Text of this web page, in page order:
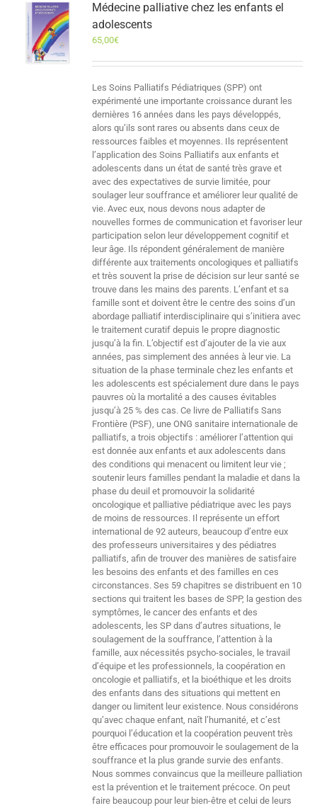
Médecine palliative chez les enfants el
adolescents
65,00€
Les Soins Palliatifs Pédiatriques (SPP) ont
expérimenté une importante croissance durant les
dernières 16 années dans les pays développés,
alors qu’ils sont rares ou absents dans ceux de
ressources faibles et moyennes. Ils représentent
l’application des Soins Palliatifs aux enfants et
adolescents dans un état de santé très grave et
avec des expectatives de survie limitée, pour
soulager leur souffrance et améliorer leur qualité de
vie. Avec eux, nous devons nous adapter de
nouvelles formes de communication et favoriser leur
participation selon leur développement cognitif et
leur âge. Ils répondent généralement de manière
différente aux traitements oncologiques et palliatifs
et très souvent la prise de décision sur leur santé se
trouve dans les mains des parents. L’enfant et sa
famille sont et doivent être le centre des soins d’un
abordage palliatif interdisciplinaire qui s’initiera avec
le traitement curatif depuis le propre diagnostic
jusqu’à la fin. L’objectif est d’ajouter de la vie aux
années, pas simplement des années à leur vie. La
situation de la phase terminale chez les enfants et
les adolescents est spécialement dure dans le pays
pauvres où la mortalité a des causes évitables
jusqu’à 25 % des cas. Ce livre de Palliatifs Sans
Frontière (PSF), une ONG sanitaire internationale de
palliatifs, a trois objectifs : améliorer l’attention qui
est donnée aux enfants et aux adolescents dans
des conditions qui menacent ou limitent leur vie ;
soutenir leurs familles pendant la maladie et dans la
phase du deuil et promouvoir la solidarité
oncologique et palliative pédiatrique avec les pays
de moins de ressources. Il représente un effort
international de 92 auteurs, beaucoup d’entre eux
des professeurs universitaires y des pédiatres
palliatifs, afin de trouver des manières de satisfaire
les besoins des enfants et des familles en ces
circonstances. Ses 59 chapitres se distribuent en 10
sections qui traitent les bases de SPP, la gestion des
symptômes, le cancer des enfants et des
adolescents, les SP dans d’autres situations, le
soulagement de la souffrance, l’attention à la
famille, aux nécessités psycho-sociales, le travail
d’équipe et les professionnels, la coopération en
oncologie et palliatifs, et la bioéthique et les droits
des enfants dans des situations qui mettent en
danger ou limitent leur existence. Nous considérons
qu’avec chaque enfant, naît l’humanité, et c’est
pourquoi l’éducation et la coopération peuvent très
être efficaces pour promouvoir le soulagement de la
souffrance et la plus grande survie des enfants.
Nous sommes convaincus que la meilleure palliation
est la prévention et le traitement précoce. On peut
faire beaucoup pour leur bien-être et celui de leurs